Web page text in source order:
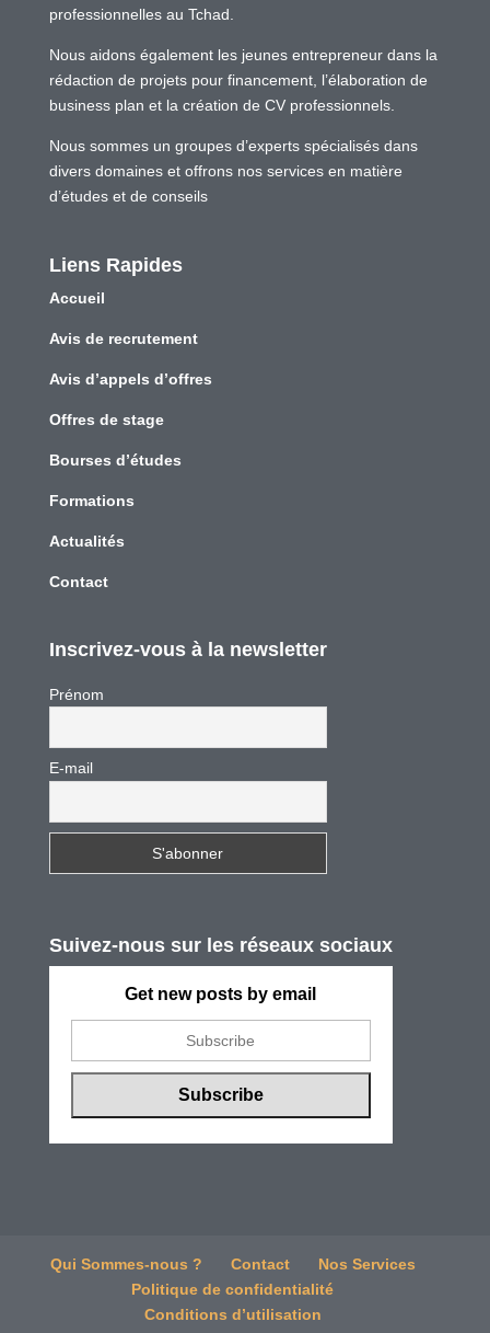
professionnelles au Tchad.
Nous aidons également les jeunes entrepreneur dans la
rédaction de projets pour financement, l’élaboration de
business plan et la création de CV professionnels.
Nous sommes un groupes d’experts spécialisés dans
divers domaines et offrons nos services en matière
d’études et de conseils
Liens Rapides
Accueil
Avis de recrutement
Avis d’appels d’offres
Offres de stage
Bourses d’études
Formations
Actualités
Contact
Inscrivez-vous à la newsletter
Prénom
E-mail
Suivez-nous sur les réseaux sociaux
Get new posts by email
Qui Sommes-nous ? Contact
Nos Services
Politique de confidentialité
Conditions d’utilisation